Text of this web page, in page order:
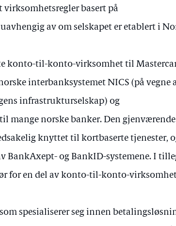
basert på
av om selskapet er etablert i
konto-til-konto-virksomhet til
interbanksystemet NICS (på vegne
infrastrukturselskap) og
mange norske banker. Den
knyttet til kortbaserte tjenester,
BankAxept- og BankID-systemene. I
for en del av konto-til-konto-
spesialiserer seg innen